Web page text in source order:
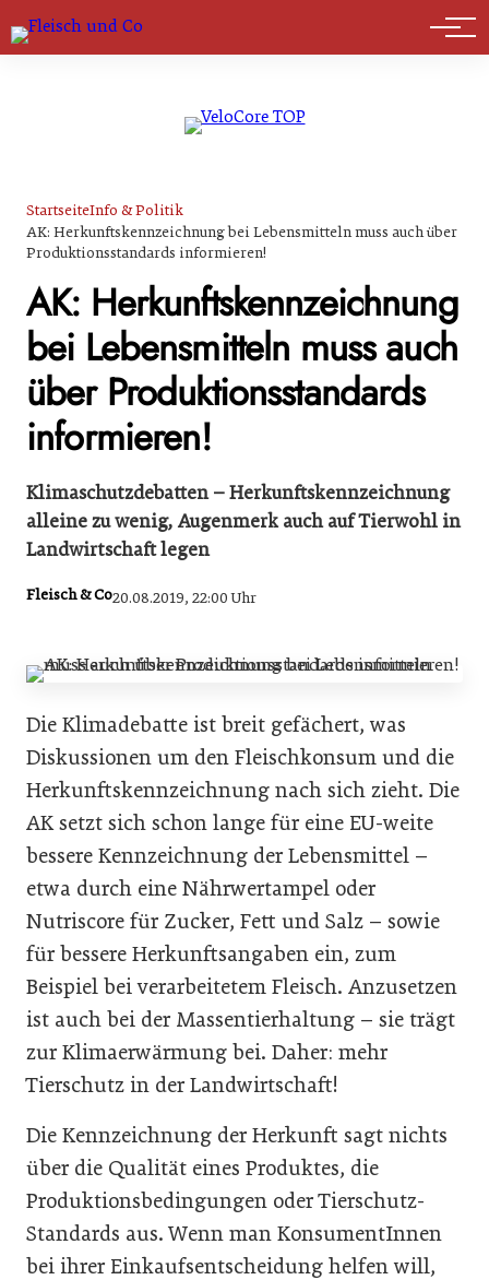
Marktführer
StartseiteInfo & Politik
AK: Herkunftskennzeichnung bei Lebensmitteln muss auch über
Produktionsstandards informieren!
AK: Herkunftskennzeichnung
bei Lebensmitteln muss auch
über Produktionsstandards
informieren!
Klimaschutzdebatten – Herkunftskennzeichnung
alleine zu wenig, Augenmerk auch auf Tierwohl in
Landwirtschaft legen
Fleisch & Co20.08.2019, 22:00 Uhr
Die Klimadebatte ist breit gefächert, was
Diskussionen um den Fleischkonsum und die
Herkunftskennzeichnung nach sich zieht. Die
AK setzt sich schon lange für eine EU-weite
bessere Kennzeichnung der Lebensmittel –
etwa durch eine Nährwertampel oder
Nutriscore für Zucker, Fett und Salz – sowie
für bessere Herkunftsangaben ein, zum
Beispiel bei verarbeitetem Fleisch. Anzusetzen
ist auch bei der Massentierhaltung – sie trägt
zur Klimaerwärmung bei. Daher: mehr
Tierschutz in der Landwirtschaft!
Die Kennzeichnung der Herkunft sagt nichts
über die Qualität eines Produktes, die
Produktionsbedingungen oder Tierschutz-
Standards aus. Wenn man KonsumentInnen
bei ihrer Einkaufsentscheidung helfen will,